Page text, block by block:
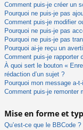
Comment puis-je créer un
Pourquoi ne puis-je pas
Comment puis-je modifier
Pourquoi ne puis-je pas
Pourquoi ne puis-je pas
Pourquoi ai-je reçu un
Comment puis-je rapporter
À quoi sert le bouton «
rédaction d’un sujet ?
Pourquoi mon message a-
Comment puis-je remonter
Mise en forme et
Qu’est-ce que le BBCode ?